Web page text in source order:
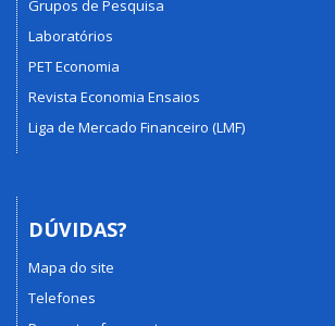
Grupos de Pesquisa
Laboratórios
PET Economia
Revista Economia Ensaios
Liga de Mercado Financeiro (LMF)
DÚVIDAS?
Mapa do site
Telefones